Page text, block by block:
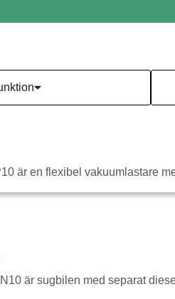
är en flexibel vakuumlastare
är sugbilen med separat